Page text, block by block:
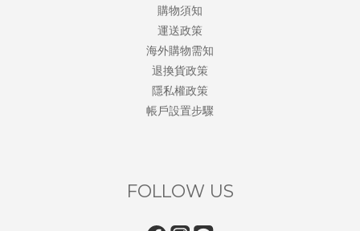
購物須知
運送政策
海外購物需知
退換貨政策
隱私權政策
帳戶設置步驟
FOLLOW US